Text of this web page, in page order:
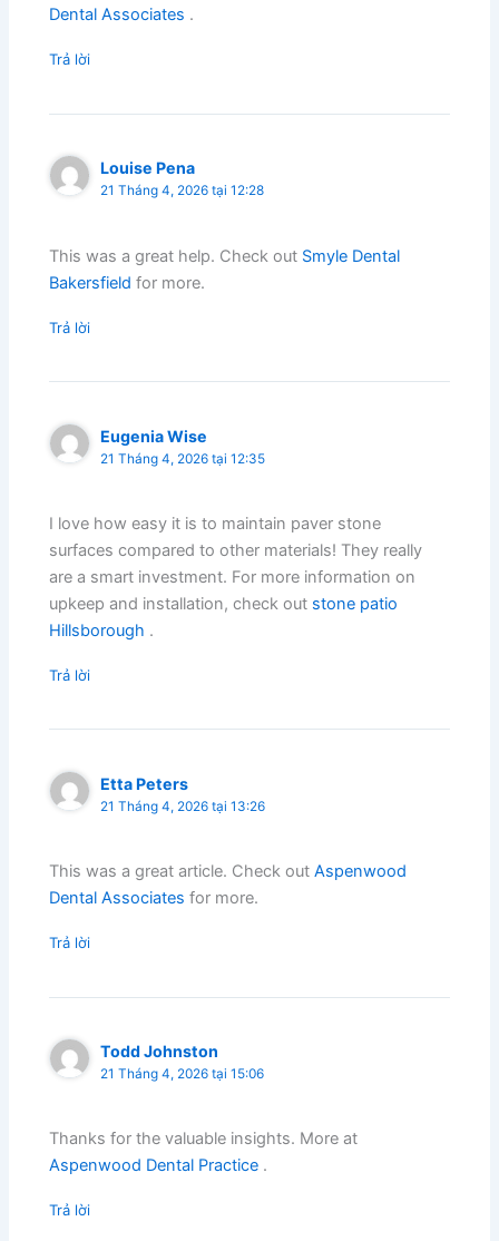
Dental Associates .
Trả lời
Louise Pena
21 Tháng 4, 2026 tại 12:28
This was a great help. Check out Smyle Dental
Bakersfield for more.
Trả lời
Eugenia Wise
21 Tháng 4, 2026 tại 12:35
I love how easy it is to maintain paver stone
surfaces compared to other materials! They really
are a smart investment. For more information on
upkeep and installation, check out stone patio
Hillsborough .
Trả lời
Etta Peters
21 Tháng 4, 2026 tại 13:26
This was a great article. Check outAspenwood
Dental Associates for more.
Trả lời
Todd Johnston
21 Tháng 4, 2026 tại 15:06
Thanks for the valuable insights. More at
Aspenwood Dental Practice .
Trả lời